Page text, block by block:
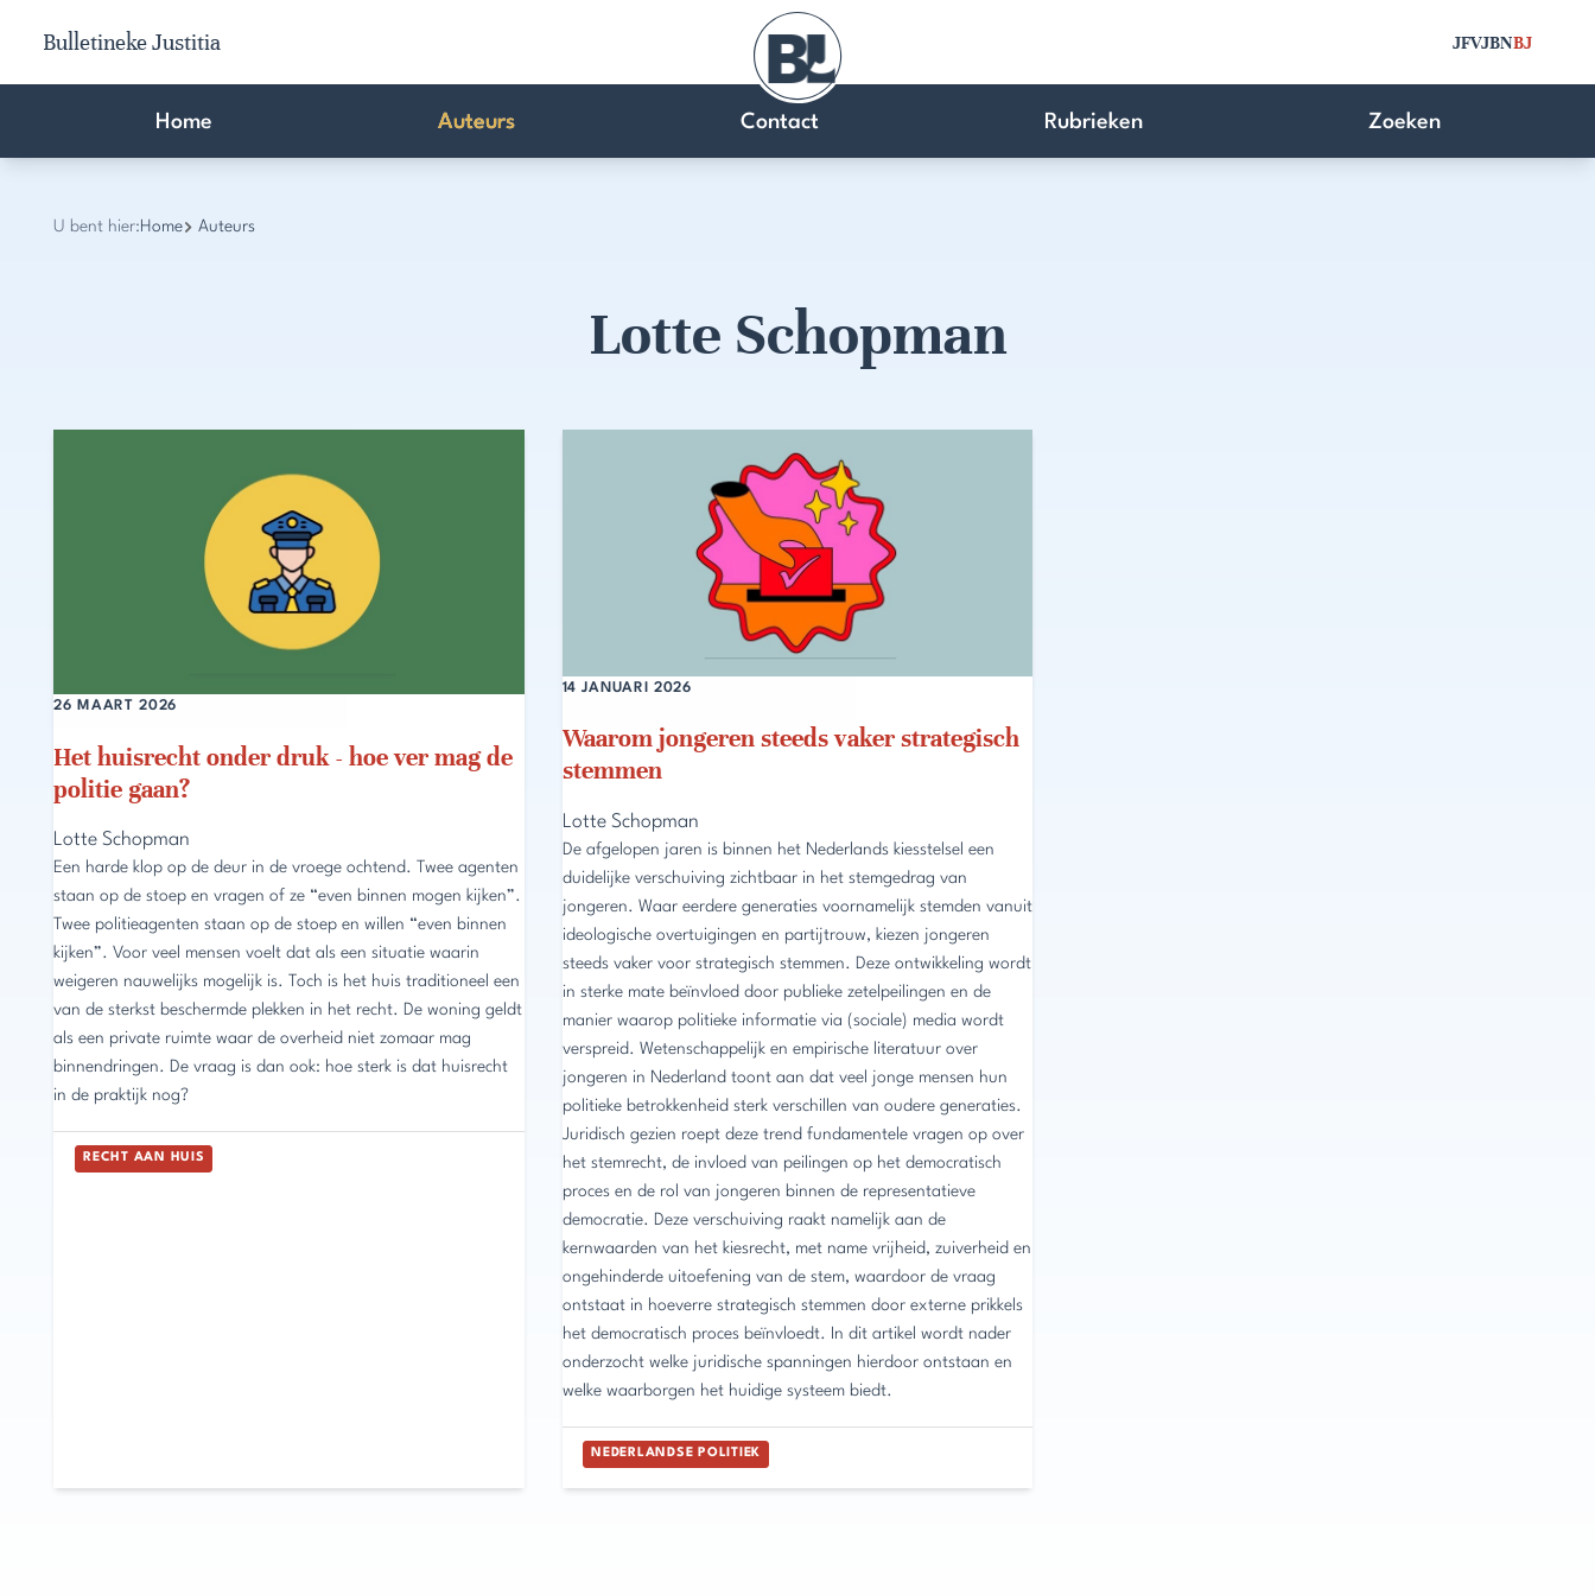
Bulletineke Justitia JFVJBNBJ
Home Auteurs Contact Rubrieken Zoeken
U bent hier: Home Auteurs
Lotte Schopman
Het huisrecht onder druk - hoe ver mag de
politie gaan?
26 MAART 2026
Lotte Schopman
Een harde klop op de deur in de vroege ochtend. Twee agenten
staan op de stoep en vragen of ze “even binnen mogen kijken”.
Twee politieagenten staan op de stoep en willen “even binnen
kijken”. Voor veel mensen voelt dat als een situatie waarin
weigeren nauwelijks mogelijk is. Toch is het huis traditioneel een
van de sterkst beschermde plekken in het recht. De woning geldt
als een private ruimte waar de overheid niet zomaar mag
binnendringen. De vraag is dan ook: hoe sterk is dat huisrecht
in de praktijk nog?
RECHT AAN HUIS
Waarom jongeren steeds vaker strategisch
stemmen
14 JANUARI 2026
Lotte Schopman
De afgelopen jaren is binnen het Nederlands kiesstelsel een
duidelijke verschuiving zichtbaar in het stemgedrag van
jongeren. Waar eerdere generaties voornamelijk stemden vanuit
ideologische overtuigingen en partijtrouw, kiezen jongeren
steeds vaker voor strategisch stemmen. Deze ontwikkeling wordt
in sterke mate beïnvloed door publieke zetelpeilingen en de
manier waarop politieke informatie via (sociale) media wordt
verspreid. Wetenschappelijk en empirische literatuur over
jongeren in Nederland toont aan dat veel jonge mensen hun
politieke betrokkenheid sterk verschillen van oudere generaties.
Juridisch gezien roept deze trend fundamentele vragen op over
het stemrecht, de invloed van peilingen op het democratisch
proces en de rol van jongeren binnen de representatieve
democratie. Deze verschuiving raakt namelijk aan de
kernwaarden van het kiesrecht, met name vrijheid, zuiverheid en
ongehinderde uitoefening van de stem, waardoor de vraag
ontstaat in hoeverre strategisch stemmen door externe prikkels
het democratisch proces beïnvloedt. In dit artikel wordt nader
onderzocht welke juridische spanningen hierdoor ontstaan en
welke waarborgen het huidige systeem biedt.
NEDERLANDSE POLITIEK